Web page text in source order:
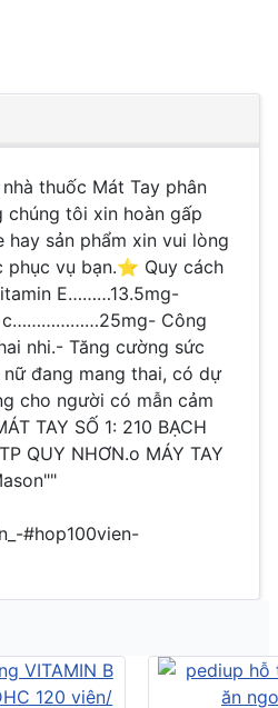
thuốc Mát Tay phân
chúng tôi xin hoàn gấp
sản phẩm xin vui lòng
vụ bạn.⭐️ Quy cách
E………13.5mg-
c………………25mg- Công
nhi.- Tăng cường sức
đang mang thai, có dự
cho người có mẫn cảm
TAY SỐ 1: 210 BẠCH
QUY NHƠN.o MÁY TAY
#hop100vien-